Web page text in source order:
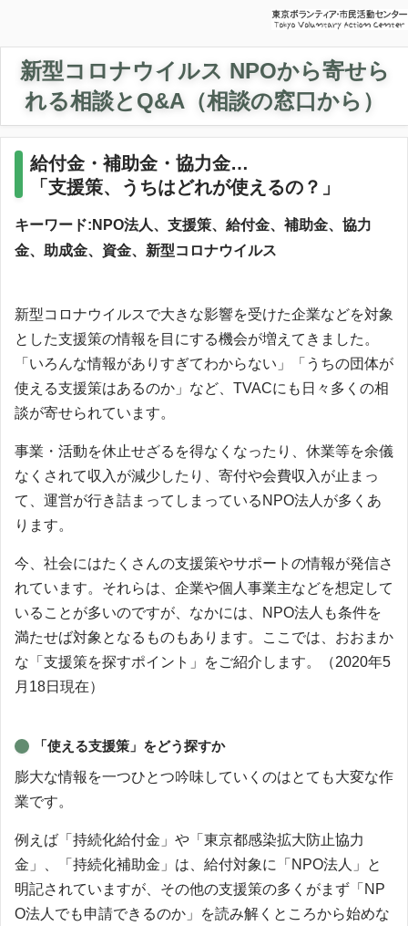
新型コロナウイルス NPOから寄せら
れる相談とQ&A（相談の窓口から）
給付金・補助金・協力金…
「支援策、うちはどれが使えるの？」
キーワード:NPO法人、支援策、給付金、補助金、協力
金、助成金、資金、新型コロナウイルス
新型コロナウイルスで大きな影響を受けた企業などを対象
とした支援策の情報を目にする機会が増えてきました。
「いろんな情報がありすぎてわからない」「うちの団体が
使える支援策はあるのか」など、TVACにも日々多くの相
談が寄せられています。
事業・活動を休止せざるを得なくなったり、休業等を余儀
なくされて収入が減少したり、寄付や会費収入が止まっ
て、運営が行き詰まってしまっているNPO法人が多くあ
ります。
今、社会にはたくさんの支援策やサポートの情報が発信さ
れています。それらは、企業や個人事業主などを想定して
いることが多いのですが、なかには、NPO法人も条件を
満たせば対象となるものもあります。ここでは、おおまか
な「支援策を探すポイント」をご紹介します。（2020年5
月18日現在）
「使える支援策」をどう探すか
膨大な情報を一つひとつ吟味していくのはとても大変な作
業です。
例えば「持続化給付金」や「東京都感染拡大防止協力
金」、「持続化補助金」は、給付対象に「NPO法人」と
明記されていますが、その他の支援策の多くがまず「NP
O法人でも申請できるのか」を読み解くところから始めな